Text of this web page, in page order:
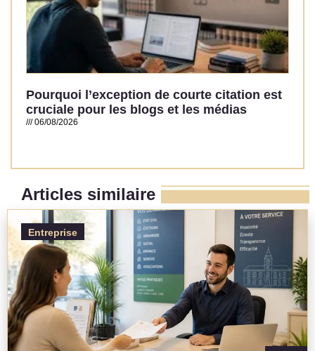
Pourquoi l’exception de courte citation est
cruciale pour les blogs et les médias
06/08/2026
Articles similaire
Entreprise